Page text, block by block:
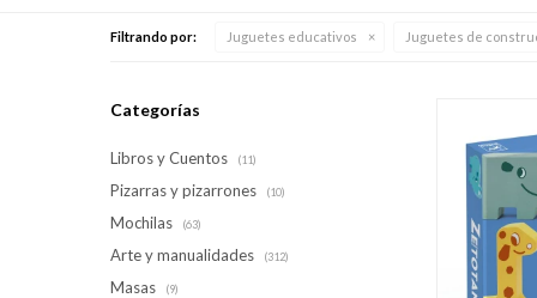
Filtrando por: Juguetes educativos Juguetes de
Categorías
Libros y Cuentos (11)
Pizarras y pizarrones (10)
Mochilas (63)
Arte y manualidades (312)
Masas (9)